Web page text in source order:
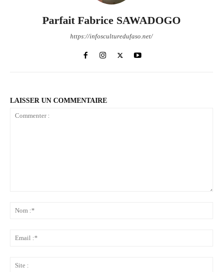
Parfait Fabrice SAWADOGO
https://infosculturedufaso.net/
LAISSER UN COMMENTAIRE